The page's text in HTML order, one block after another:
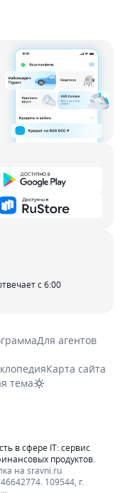
с 6:00
Для агентов
Карта сайта
тема
в сфере IT: сервис
продуктов.
на sravni.ru
109544, г.